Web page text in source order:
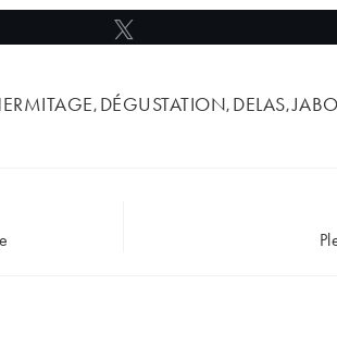
, DÉGUSTATION, DELAS,